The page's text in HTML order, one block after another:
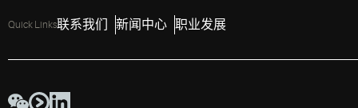
Quick Links联系我们 新闻中心 职业发展